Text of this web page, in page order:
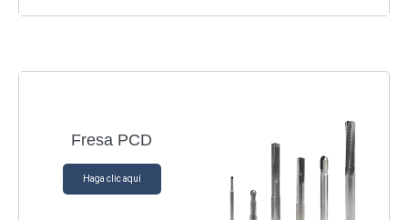
Fresa PCD
Haga clic aquí